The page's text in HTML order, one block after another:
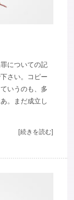
についての記
さい。コピー
いうのも、多
。まだ成立し
[続きを読む]